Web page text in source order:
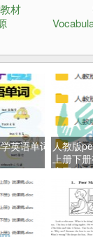
材
英语单词
人教版
上册下
度网盘